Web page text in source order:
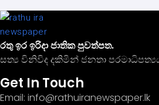
රතු ඉර ඉරිදා ජාතික පුවත්පත.
සත්‍ය විනිවිද දකිමින් ජනතා
Get In Touch
Email: info@rathuiranewspaper.lk